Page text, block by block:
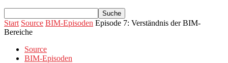
Start Source BIM-Episoden Episode 7: Verständnis der BIM-
Bereiche
Source
BIM-Episoden